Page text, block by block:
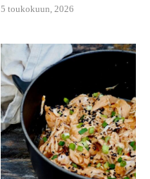
5 toukokuun, 2026